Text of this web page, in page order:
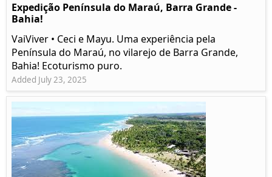
Expedição Península do Maraú, Barra Grande -
Bahia!
VaiViver • Ceci e Mayu. Uma experiência pela
Península do Maraú, no vilarejo de Barra Grande,
Bahia! Ecoturismo puro.
Added July 23, 2025